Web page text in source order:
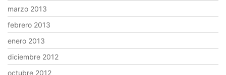
marzo 2013
febrero 2013
enero 2013
diciembre 2012
octubre 2012